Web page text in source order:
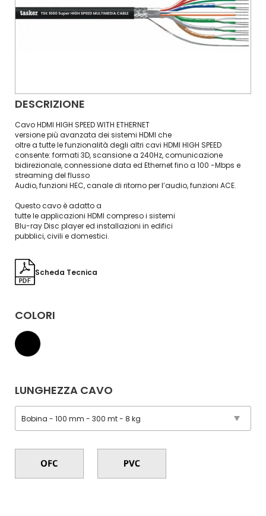
DESCRIZIONE
Cavo HDMI HIGH SPEED WITH ETHERNET
versione più avanzata dei sistemi HDMI che
oltre a tutte le funzionalità degli altri cavi HDMI HIGH SPEED
consente: formati 3D, scansione a 240Hz, comunicazione
bidirezionale, connessione data ed Ethernet fino a 100 -Mbps e
streaming del flusso
Audio, funzioni HEC, canale di ritorno per l’audio, funzioni ACE.
Questo cavo è adatto a
tutte le applicazioni HDMI compreso i sistemi
Blu-ray Disc player ed installazioni in edifici
pubblici, civili e domestici.
Scheda Tecnica
COLORI
LUNGHEZZA CAVO